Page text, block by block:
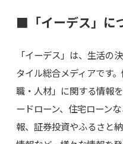
■「イーデス」に
「イーデス」は、生活の
タイル総合メディアです
職・人材」に関する情報
ードローン、住宅ローン
報、証券投資やふるさと